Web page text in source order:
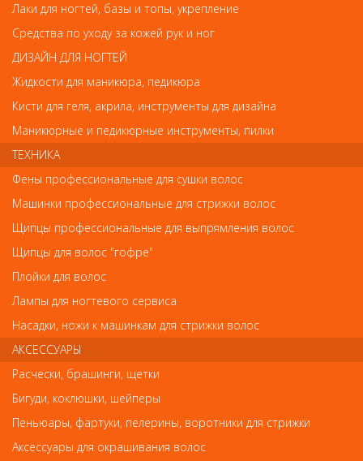
Код
Обратите внимание
Внешний вид товара «Распылитель-спрей DEWAL пластиковый,
белый 160мл » может отличаться от фотографий на сайте.
Несовпадение внешнего вида и комплектности реального
показателем ненадлежащего качества товара.
Так же советуем посмотреть
- 29 %
Лаки для ногтей, базы и топы, укрепление
Средства по уходу за кожей рук и ног
ДИЗАЙН ДЛЯ НОГТЕЙ
Жидкости для маникюра, педикюра
Кисти для геля, акрила, инструменты для дизайна
Маникюрные и педикюрные инструменты, пилки
ТЕХНИКА
Фены профессиональные для сушки волос
Машинки профессиональные для стрижки волос
Щипцы профессиональные для выпрямления волос
Щипцы для волос "гофре"
Плойки для волос
Лампы для ногтевого сервиса
Насадки, ножи к машинкам для стрижки волос
АКСЕССУАРЫ
Расчески, брашинги, щетки
Бигуди, коклюшки, шейперы
Пеньюары, фартуки, пелерины, воротники для стрижки
Аксессуары для окрашивания волос